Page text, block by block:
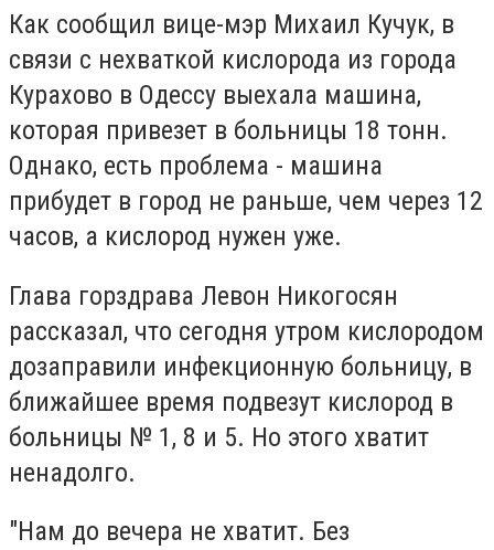
Как сообщил вице-мэр Михаил Кучук, в
связи с нехваткой кислорода из города
Курахово в Одессу выехала машина,
которая привезет в больницы 18 тонн.
Однако, есть проблема - машина
прибудет в город не раньше, чем через 12
часов, а кислород нужен уже.
Глава горздрава Левон Никогосян
рассказал, что сегодня утром кислородом
дозаправили инфекционную больницу, в
ближайшее время подвезут кислород в
больницы № 1, 8 и 5. Но этого хватит
ненадолго.
"Нам до вечера не хватит. Без